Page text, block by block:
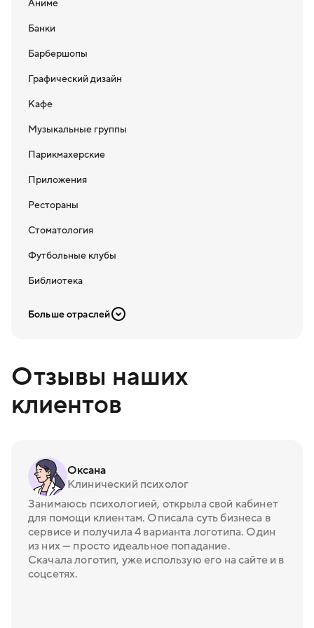
Аниме
Банки
Барбершопы
Графический дизайн
Кафе
Музыкальные группы
Парикмахерские
Приложения
Рестораны
Стоматология
Футбольные клубы
Библиотека
Больше отраслей
Отзывы наших
клиентов
Оксана
Клинический психолог
Занимаюсь психологией, открыла свой кабинет
для помощи клиентам. Описала суть бизнеса в
сервисе и получила 4 варианта логотипа. Один
из них — просто идеальное попадание.
Скачала логотип, уже использую его на сайте и в
соцсетях.